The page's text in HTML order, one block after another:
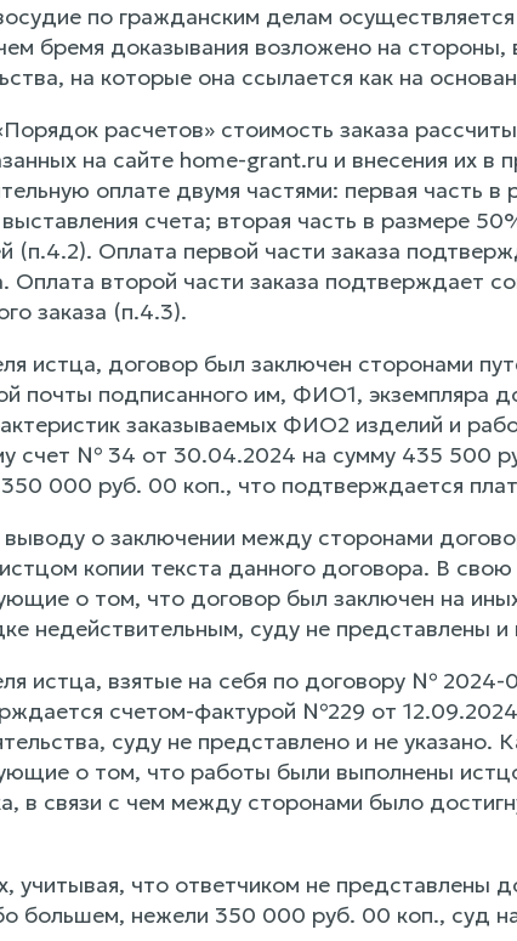
по гражданским делам осуществляется
бремя доказывания возложено на стороны,
на которые она ссылается как на
расчетов» стоимость заказа
на сайте home-grant.ru и внесения их в
оплате двумя частями: первая часть
счета; вторая часть в размере
(п.4.2). Оплата первой части заказа
Оплата второй части заказа подтверждает
заказа (п.4.3).
истца, договор был заключен сторонами
почты подписанного им, ФИО1, экземпляра
заказываемых ФИО2 изделий и
счет № 34 от 30.04.2024 на сумму 435 500
350 000 руб. 00 коп., что подтверждается
о заключении между сторонами
копии текста данного договора. В
о том, что договор был заключен на
недействительным, суду не представлены и
истца, взятые на себя по договору № 2024-
счетом-фактурой №229 от
суду не представлено и не указано.
о том, что работы были выполнены
в связи с чем между сторонами было
учитывая, что ответчиком не представлены
большем, нежели 350 000 руб. 00 коп., суд